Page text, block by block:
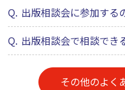
Q. 出版相談会に参加する
Q. 出版相談会で相談でき
その他のよく